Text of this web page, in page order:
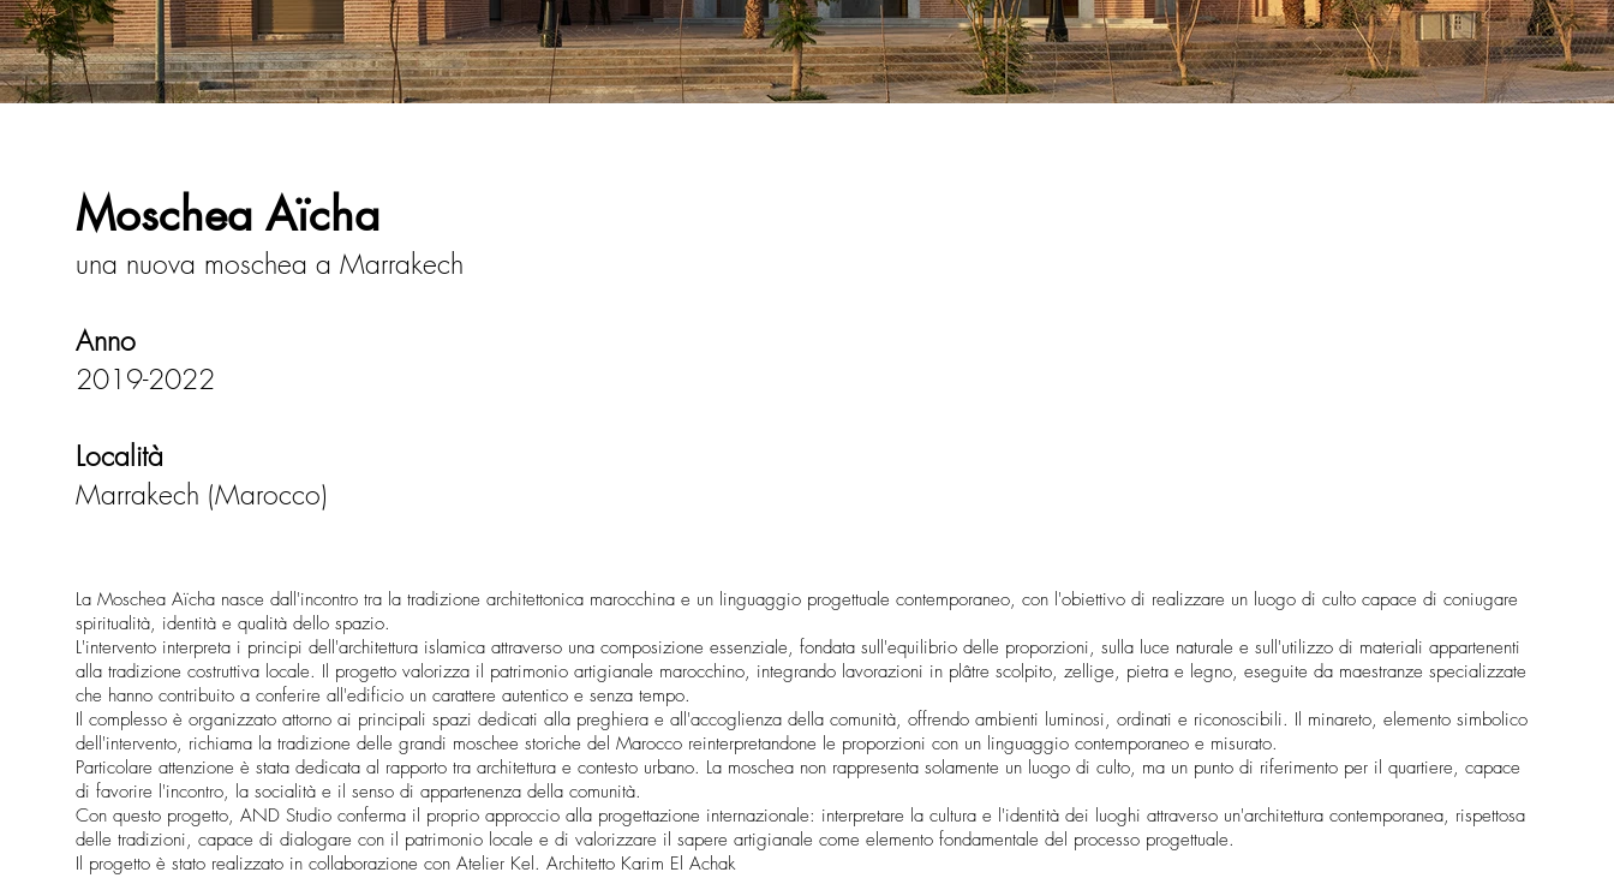
Moschea Aïcha
una nuova moschea a Marrakech
Anno
2019-2022
Località
Marrakech (Marocco)
La Moschea Aïcha nasce dall'incontro tra la tradizione architettonica marocchina e un linguaggio progettuale contemporaneo, con l'obiettivo di realizzare un luogo di culto capace di coniugare
spiritualità, identità e qualità dello spazio.
L'intervento interpreta i principi dell'architettura islamica attraverso una composizione essenziale, fondata sull'equilibrio delle proporzioni, sulla luce naturale e sull'utilizzo di materiali appartenenti
alla tradizione costruttiva locale. Il progetto valorizza il patrimonio artigianale marocchino, integrando lavorazioni in plâtre scolpito, zellige, pietra e legno, eseguite da maestranze specializzate
che hanno contribuito a conferire all'edificio un carattere autentico e senza tempo.
Il complesso è organizzato attorno ai principali spazi dedicati alla preghiera e all'accoglienza della comunità, offrendo ambienti luminosi, ordinati e riconoscibili. Il minareto, elemento simbolico
dell'intervento, richiama la tradizione delle grandi moschee storiche del Marocco reinterpretandone le proporzioni con un linguaggio contemporaneo e misurato.
Particolare attenzione è stata dedicata al rapporto tra architettura e contesto urbano. La moschea non rappresenta solamente un luogo di culto, ma un punto di riferimento per il quartiere, capace
di favorire l'incontro, la socialità e il senso di appartenenza della comunità.
Con questo progetto, AND Studio conferma il proprio approccio alla progettazione internazionale: interpretare la cultura e l'identità dei luoghi attraverso un'architettura contemporanea, rispettosa
delle tradizioni, capace di dialogare con il patrimonio locale e di valorizzare il sapere artigianale come elemento fondamentale del processo progettuale.
Il progetto è stato realizzato in collaborazione con Atelier Kel. Architetto Karim El Achak